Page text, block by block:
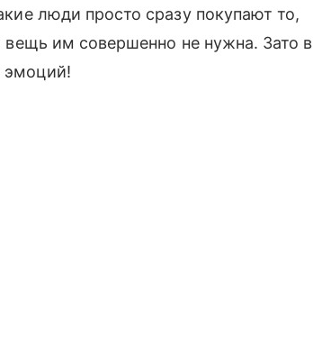
люди просто сразу покупают то,
вещь им совершенно не нужна. Зато в
эмоций!